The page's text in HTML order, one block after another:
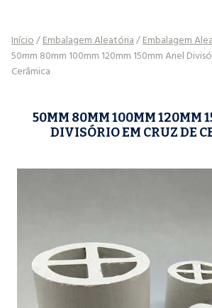
Início/Embalagem Aleatória/Embalagem
50mm 80mm 100mm 120mm 150mm Anel
Cerâmica
50MM 80MM 100MM 120MM
DIVISÓRIO EM CRUZ DE